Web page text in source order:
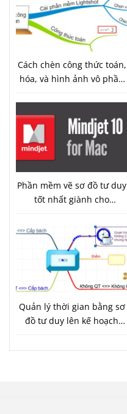
Cách chèn công thức toán,
hóa, và hình ảnh vô phần
Phần mềm vẽ sơ đồ tư duy
tốt nhất giành cho
MindManager tương thích
với Imind Map
Quản lý thời gian bằng sơ
đồ tư duy lên kế hoạch